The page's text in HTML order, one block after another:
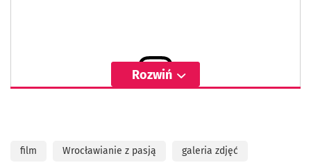
Rozwiń
film Wrocławianie z pasją galeria zdjęć